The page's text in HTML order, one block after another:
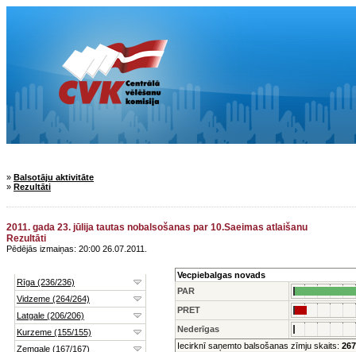
» Balsotāju aktivitāte
» Rezultāti
2011. gada 23. jūlija tautas nobalsošanas par 10.Saeimas atlaišanu
Rezultāti
Pēdējās izmaiņas: 20:00 26.07.2011.
Vecpiebalgas novads
PAR
PRET
Nederīgas
Iecirknī saņemto balsošanas zīmju skaits: